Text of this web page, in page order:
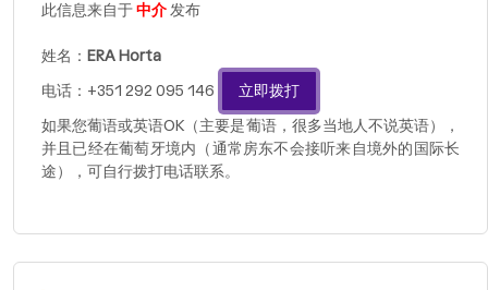
此信息来自于中介发布
姓名： ERA Horta
电话：+351 292 095 146
立即拨打
如果您葡语或英语OK（主要是葡语，很多当地人不说英语），
并且已经在葡萄牙境内（通常房东不会接听来自境外的国际长
途），可自行拨打电话联系。